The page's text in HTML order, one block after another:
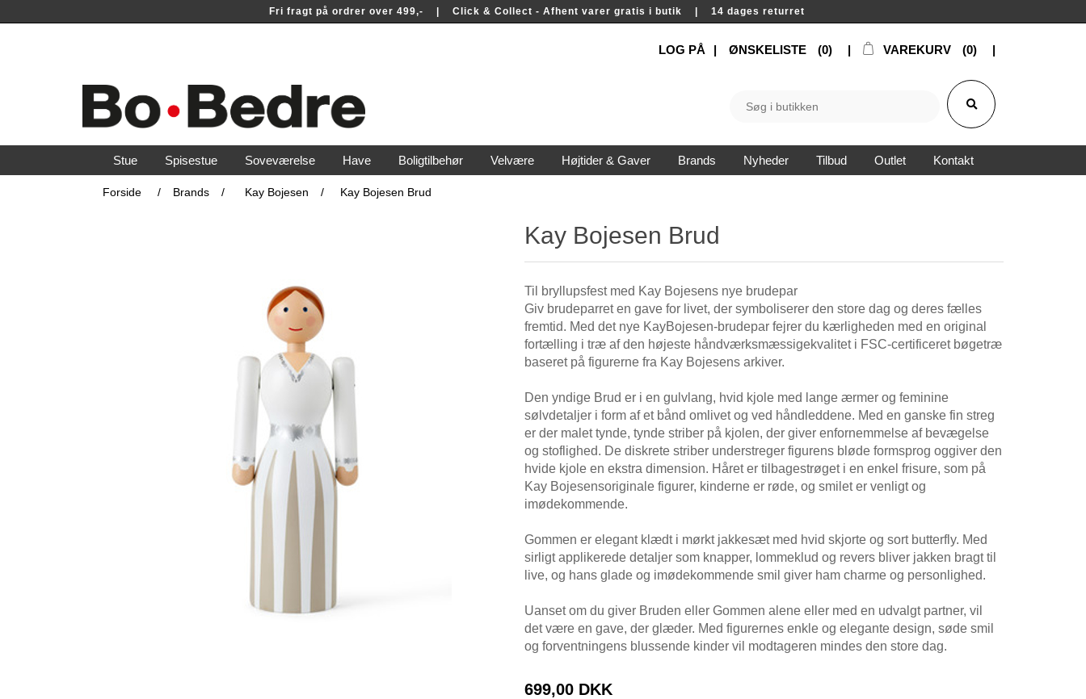
Fri fragt på ordrer over 499,- | Click & Collect - Afhent varer gratis i butik | 14 dages returret
LOG PÅ ØNSKELISTE (0) VAREKURV (0)
Stue Spisestue Soveværelse Have Boligtilbehør Velvære Højtider & Gaver Brands Nyheder Tilbud Outlet Kontakt
Forside / Brands / Kay Bojesen / Kay Bojesen Brud
Kay Bojesen Brud
Til bryllupsfest med Kay Bojesens nye brudepar
Giv brudeparret en gave for livet, der symboliserer den store dag og deres fælles
fremtid. Med det nye KayBojesen-brudepar fejrer du kærligheden med en original
fortælling i træ af den højeste håndværksmæssigekvalitet i FSC-certificeret bøgetræ
baseret på figurerne fra Kay Bojesens arkiver.
Den yndige Brud er i en gulvlang, hvid kjole med lange ærmer og feminine
sølvdetaljer i form af et bånd omlivet og ved håndleddene. Med en ganske fin streg
er der malet tynde, tynde striber på kjolen, der giver enfornemmelse af bevægelse
og stoflighed. De diskrete striber understreger figurens bløde formsprog oggiver den
hvide kjole en ekstra dimension. Håret er tilbagestrøget i en enkel frisure, som på
Kay Bojesensoriginale figurer, kinderne er røde, og smilet er venligt og
imødekommende.
Gommen er elegant klædt i mørkt jakkesæt med hvid skjorte og sort butterfly. Med
sirligt applikerede detaljer som knapper, lommeklud og revers bliver jakken bragt til
live, og hans glade og imødekommende smil giver ham charme og personlighed.
Uanset om du giver Bruden eller Gommen alene eller med en udvalgt partner, vil
det være en gave, der glæder. Med figurernes enkle og elegante design, søde smil
og forventningens blussende kinder vil modtageren mindes den store dag.
699,00 DKK